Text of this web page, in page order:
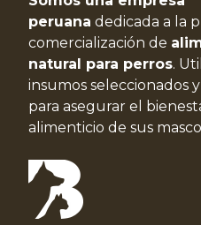
peruana dedicada a la
comercialización de
natural para perros.
insumos seleccionados
para asegurar el
alimenticio de sus